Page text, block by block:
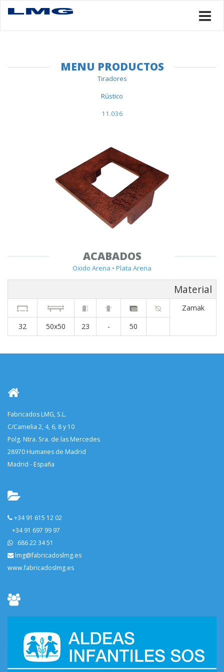
MENU PRODUCTOS
Tiradores
Rústico
11.036
ACABADOS
Oxido Arena • Plata Arena
Material
Zamak
32
50x50 23 - 50
Fabricados LMG, S.L.
C/Camelia 2, 4, 6, 8 y 10
Polg. Ntra. Sra. de las Mercedes
28970 Humanes de Madrid
Madrid - España
+34 91 615 12 02
+34 91 697 99 97
686 22 34 51
lmg@fabricadoslmg.es
www.fabricadoslmg.es